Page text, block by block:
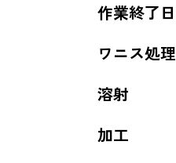
作業終了日
ワニス処理
溶射
加工